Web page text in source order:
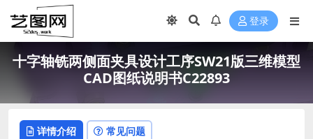
登录
十字轴铣两侧面夹具设计工序SW21版三维模型
CAD图纸说明书C22893
详情介绍 常见问题